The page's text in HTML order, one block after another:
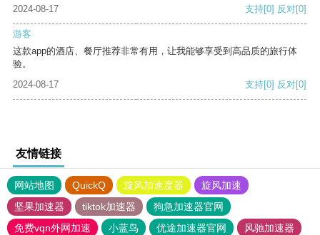
2024-08-17
支持[0] 反对[0]
游客
这款app的酒店、餐厅推荐非常有用，让我能够享受到高品质的旅行体
验。
2024-08-17
支持[0] 反对[0]
友情链接
网站地图 QuickQ 旋风加速度器
旋风加速
坚果加速器
tiktok加速器
狗急加速器官网
免费vqn外网加速
小蓝鸟 优途加速器官网
风驰加速器